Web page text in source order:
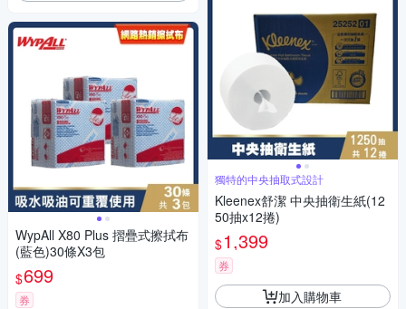
WypAll X80 Plus 摺疊式擦拭布
(藍色)30條X3包
$699
券
獨特的中央抽取式設計
Kleenex舒潔 中央抽衛生紙(12
50抽x12捲)
$1,399
券
加入購物車